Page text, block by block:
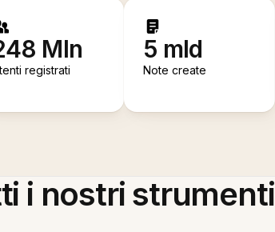
Mln
registrati
5 mld
Note create
i nostri strumenti